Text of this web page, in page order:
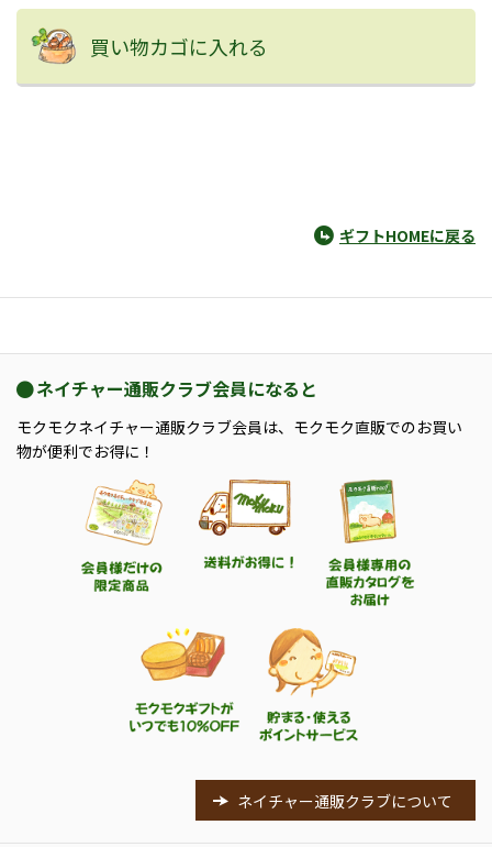
買い物カゴに入れる
ギフトHOMEに戻る
ネイチャー通販クラブ会員になると
モクモクネイチャー通販クラブ会員は、モクモク直販でのお買い
物が便利でお得に！
ネイチャー通販クラブについて